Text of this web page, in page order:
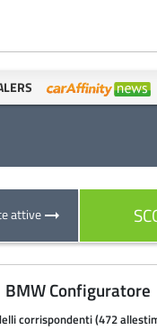
attivearrow_right_alt
BMW Configuratore
corrispondenti (472